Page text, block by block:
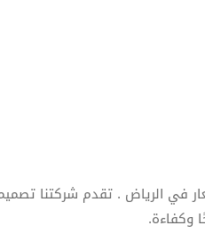
في الرياض . تقدم شركتنا
وكفاءة.